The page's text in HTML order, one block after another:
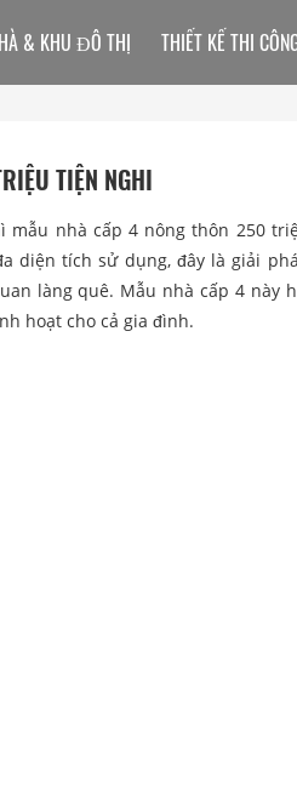
TIỆN NGHI
nhà cấp 4 nông thôn 250
diện tích sử dụng, đây là giải
làng quê. Mẫu nhà cấp 4 này
hoạt cho cả gia đình.
& KHU ĐÔ THỊ THIẾT KẾ THI